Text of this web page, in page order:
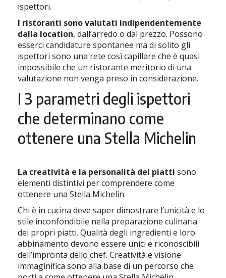
ispettori.
I ristoranti sono valutati indipendentemente
dalla location, dall’arredo o dal prezzo. Possono
esserci candidature spontanee ma di solito gli
ispettori sono una rete così capillare che è quasi
impossibile che un ristorante meritorio di una
valutazione non venga preso in considerazione.
I 3 parametri degli ispettori
che determinano come
ottenere una Stella Michelin
La creatività e la personalità dei piatti sono
elementi distintivi per comprendere come
ottenere una Stella Michelin.
Chi è in cucina deve saper dimostrare l’unicità e lo
stile inconfondibile nella preparazione culinaria
dei propri piatti. Qualità degli ingredienti e loro
abbinamento devono essere unici e riconoscibili
dell’impronta dello chef. Creatività e visione
immaginifica sono alla base di un percorso che